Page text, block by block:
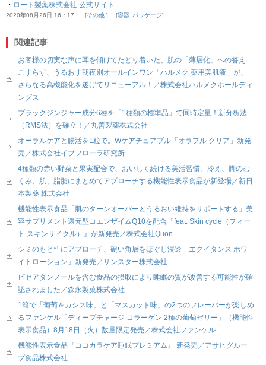
・ ロート製薬株式会社 公式サイト
2020年08月26日 16：17 その他. 容器･パッケージ
関連記事
お客様の切実な声に耳を傾けてたどり着いた、肌の「薄層化」への答え
こすらず、うるおす朝夜別オールインワン「ハルメク 薬用美肌液」が、
さらなる高機能化を遂げてリニューアル！／株式会社ハルメクホールディ
ングス
ブラックジンジャー成分6種を「1種類の標準品」で同時定量！新分析法
（RMS法）を確立！／丸善製薬株式会社
オーラルケアと腸活を1粒で。Wケアチュアブル「オラフル クリア」新発
売／株式会社イブフローラ研究所
4種類の赤い野菜と果実配合で、おいしく続ける美活習慣。冷え、脚のむ
くみ、肌、脂肪にまとめてアプローチする機能性表示食品が新登場／新日
本製薬 株式会社
機能性表示食品「肌のターンオーバーとうるおい維持をサポートする」美
容サプリメント還元型コエンザイムQ10を配合『feat. Skin cycle（フィー
ト スキンサイクル）』が新発売／株式会社Quon
シミのもと*¹ にアプローチ、硬い角層をほぐし浸透「エクイタンス ホワ
イトローション」新発売／サンスター株式会社
ピセアタンノールを含む食品の摂取により睡眠の質が改善する可能性が確
認されました／森永製菓株式会社
1箱で「葡萄＆カシス味」と「マスカット味」の2つのフレーバーが楽しめ
るファンケル「ディープチャージ コラーゲン 2種の葡萄ゼリー」（機能性
表示食品）8月18日（火）数量限定発売／株式会社ファンケル
機能性表示食品『ココカラケア睡眠プレミアム』 新発売／アサヒグルー
プ食品株式会社